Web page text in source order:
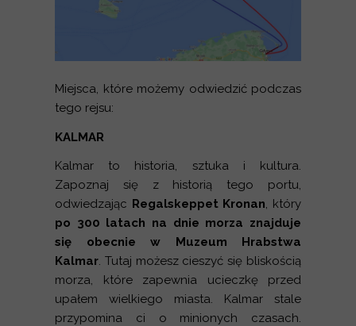
Miejsca, które możemy odwiedzić podczas
tego rejsu:
KALMAR
Kalmar to historia, sztuka i kultura.
Zapoznaj się z historią tego portu,
odwiedzając Regalskeppet Kronan, który
po 300 latach na dnie morza znajduje
się obecnie w Muzeum Hrabstwa
Kalmar. Tutaj możesz cieszyć się bliskością
morza, które zapewnia ucieczkę przed
upałem wielkiego miasta. Kalmar stale
przypomina ci o minionych czasach.